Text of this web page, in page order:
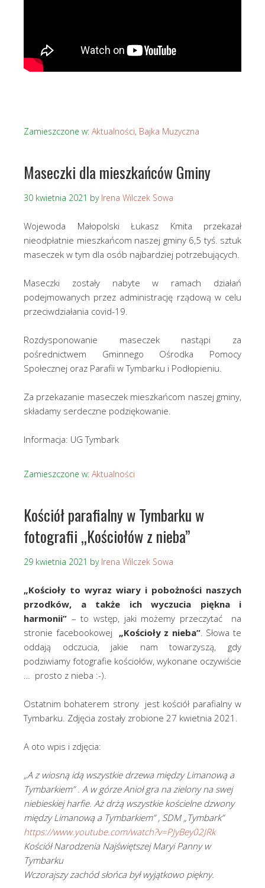
Zamieszczone w: Aktualności, Bajka Muzyczna
Maseczki dla mieszkańców Gminy
30 kwietnia 2021 by Irena Wilczek Sowa
Wojewoda Małopolski Łukasz Kmita przekazał
nieodpłatnie mieszkańcom naszej gminy 6,5 tyś. sztuk
maseczek w tym dla osób najbardziej potrzebujących.
Maseczki zostały nabyte w ramach działań
podejmowanych przez administrację rządową w celu
przeciwdziałania covid-19.
Rozdysponowanie maseczek nastąpi za
pośrednictwem Gminnego Ośrodka Pomocy
Społecznej oraz Parafii w Tymbarku i Podłopieniu.
Za przekazanie maseczek mieszkańcom naszej gminy,
składamy serdeczne podziękowanie.
Informacja: UG Tymbark
Zamieszczone w: Aktualności
Kościół parafialny w Tymbarku w
fotografii „Kościołów z nieba”
29 kwietnia 2021 by Irena Wilczek Sowa
„Kościoły to wyraz wiary i pobożności naszych
przodków, a także ich wyczucia piękna i
harmonii” – to wstęp, jaki możemy przeczytać na
stronie facebookowej „Kościoły z nieba”. Słowa te
oddają odczucia, jakie nam towarzyszą, gdy
podziwiamy fotografie kościołów, wykonane oczywiście
… prosto z nieba :-).
Ostatnim bohaterem strony jest kościół parafialny w
Tymbarku. Zdjęcia zostały zrobione 27 kwietnia 2021.
A oto wpis i zdjęcia:
„A z wiosną idą wszystkie drzewa między Limanową a
Tymbarkiem” . A w górze Anioł gra na zielony na swej
niebieskiej harfie. Aż drżą wszystkie kościelne dzwony
między Limanową a Tymbarkiem” , SDM „Tymbark”
https://www.youtube.com/watch?v=PJyBey02JRk
Kościół Narodzenia Najświętszej Maryi Panny w
Tymbarku
Wczorajszy zachód słońca był wyjątkowo piękny.